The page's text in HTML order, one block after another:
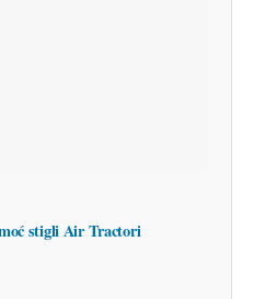
stigli Air Tractori